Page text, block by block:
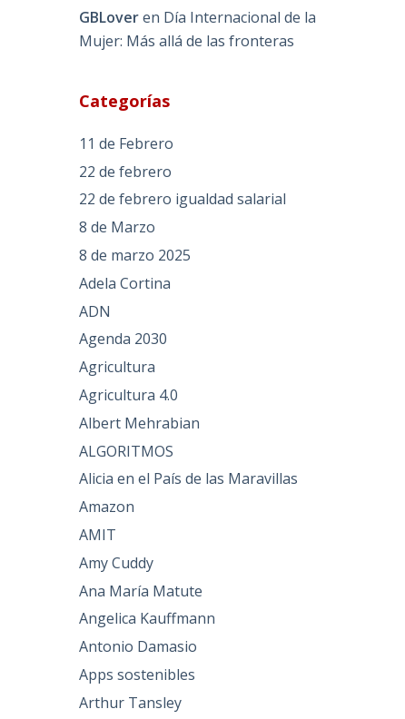
GBLoveren Día Internacional de la
Mujer: Más allá de las fronteras
Categorías
11 de Febrero
22 de febrero
22 de febrero igualdad salarial
8 de Marzo
8 de marzo 2025
Adela Cortina
ADN
Agenda 2030
Agricultura
Agricultura 4.0
Albert Mehrabian
ALGORITMOS
Alicia en el País de las Maravillas
Amazon
AMIT
Amy Cuddy
Ana María Matute
Angelica Kauffmann
Antonio Damasio
Apps sostenibles
Arthur Tansley